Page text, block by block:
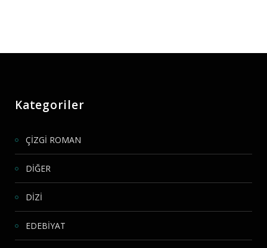
Kategoriler
ÇİZGİ ROMAN
DİĞER
DİZİ
EDEBİYAT